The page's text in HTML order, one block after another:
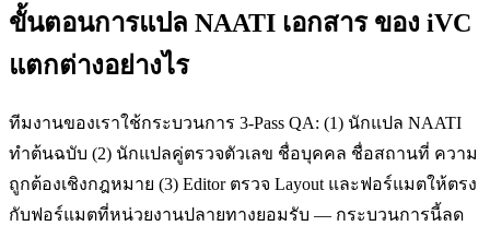
ขั้นตอนการแปล NAATI เอกสาร ของ iVC
แตกต่างอย่างไร
ทีมงานของเราใช้กระบวนการ 3-Pass QA: (1) นักแปล NAATI
ทำต้นฉบับ (2) นักแปลคู่ตรวจตัวเลข ชื่อบุคคล ชื่อสถานที่ ความ
ถูกต้องเชิงกฎหมาย (3) Editor ตรวจ Layout และฟอร์แมตให้ตรง
กับฟอร์แมตที่หน่วยงานปลายทางยอมรับ — กระบวนการนี้ลด